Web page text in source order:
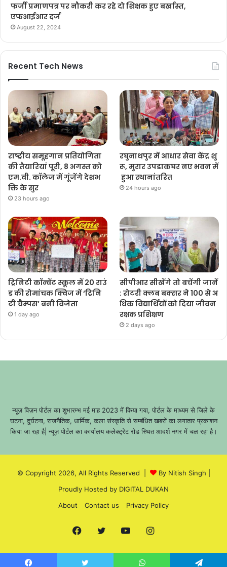
फर्जी प्रमाणपत्र पर नौकरी कर रहे दो शिक्षक हुए बर्खास्त,
एफआईआर दर्ज
August 22, 2024
Recent Tech News
राष्ट्रीय समूहगान प्रतियोगिता
की तैयारियां पूरी, 8 अगस्त को
एम.वी. कॉलेज में गूंजेंगे देशभ
क्ति के सुर
23 hours ago
रघुनाथपुर में आधार सेवा केंद्र शु
रू, मुरार उपडाकघर नए भवन में
हुआ स्थानांतरित
24 hours ago
ट्रिनिटी कॉन्वेंट स्कूल में 20 राउं
ड की रोमांचक क्विज में ‘ट्रिनि
टी चैम्पस’ बनी विजेता
1 day ago
सीपीआर सीखेंगे तो बचेंगी जानें
: रोटरी क्लब बक्सर ने 100 से अ
धिक विद्यार्थियों को दिया जीवन
रक्षक प्रशिक्षण
2 days ago
न्यूज़ विज़न पोर्टल का शुभारम्भ मई माह 2023 में किया गया, पोर्टल के माध्यम से जिले के
घटना, दुर्घटना, राजनैतिक, धार्मिक, कला संस्कृति से सम्बंधित खबरों का लगातार प्रकाशन
किया जा रहा है| न्यूज़ पोर्टल का कार्यालय कलेक्ट्रेट रोड स्थित आदर्श नगर में चल रहा है।
© Copyright 2026, All Rights Reserved | By Nitish Singh
Proudly Hosted by DIGITAL DUKAN
About
Contact us Privacy Policy
Facebook
Twitter YouTubeInstagram